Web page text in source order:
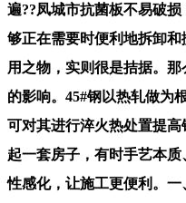
遍??凤城市抗菌板不易破
够正在需要时便利地拆卸
用之物，实则很是拮据。
的影响。45#钢以热轧做为
可对其进行淬火热处置提
起一套房子，有时手艺本
性感化，让施工更便利。